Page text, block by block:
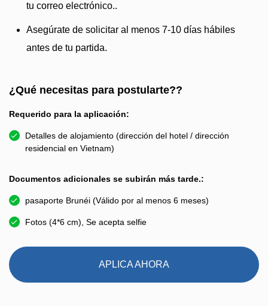
tu correo electrónico..
Asegúrate de solicitar al menos 7-10 días hábiles
antes de tu partida.
¿Qué necesitas para postularte??
Requerido para la aplicación:
Detalles de alojamiento (dirección del hotel / dirección
residencial en Vietnam)
Documentos adicionales se subirán más tarde.:
pasaporte Brunéi (Válido por al menos 6 meses)
Fotos (4*6 cm), Se acepta selfie
APLICA AHORA